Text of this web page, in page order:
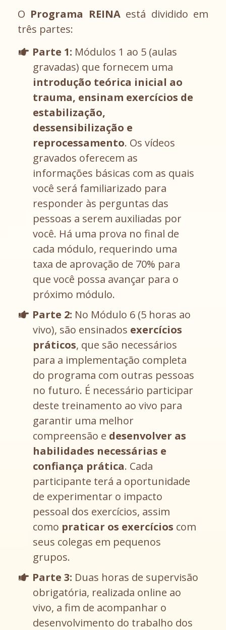
O Programa REINAestá dividido em
três partes:
Parte 1: Módulos 1 ao 5 (aulas
gravadas) que fornecem uma
introdução teórica inicial ao
trauma, ensinam exercícios de
estabilização,
dessensibilização e
reprocessamento. Os vídeos
gravados oferecem as
informações básicas com as quais
você será familiarizado para
responder às perguntas das
pessoas a serem auxiliadas por
você. Há uma prova no final de
cada módulo, requerindo uma
taxa de aprovação de 70% para
que você possa avançar para o
próximo módulo.
Parte 2: No Módulo 6 (5 horas ao
vivo), são ensinados exercícios
práticos, que são necessários
para a implementação completa
do programa com outras pessoas
no futuro. É necessário participar
deste treinamento ao vivo para
garantir uma melhor
compreensão e desenvolver as
habilidades necessárias e
confiança prática. Cada
participante terá a oportunidade
de experimentar o impacto
pessoal dos exercícios, assim
como praticar os exercícios com
seus colegas em pequenos
grupos.
Parte 3: Duas horas de supervisão
obrigatória, realizada online ao
vivo, a fim de acompanhar o
desenvolvimento do trabalho dos